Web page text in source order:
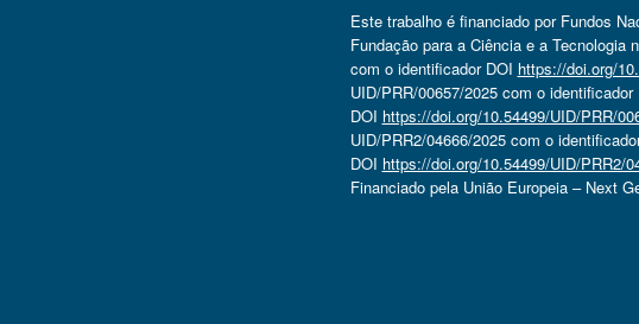
Este trabalho é financiado por Fundos
Fundação para a Ciência e a Tecnologia
com o identificador DOI https://doi.org/
UID/PRR/00657/2025 com o identificador
DOI https://doi.org/10.54499/UID/PRR/
UID/PRR2/04666/2025 com o
DOI https://doi.org/10.54499/UID/PRR2/
Financiado pela União Europeia – Next